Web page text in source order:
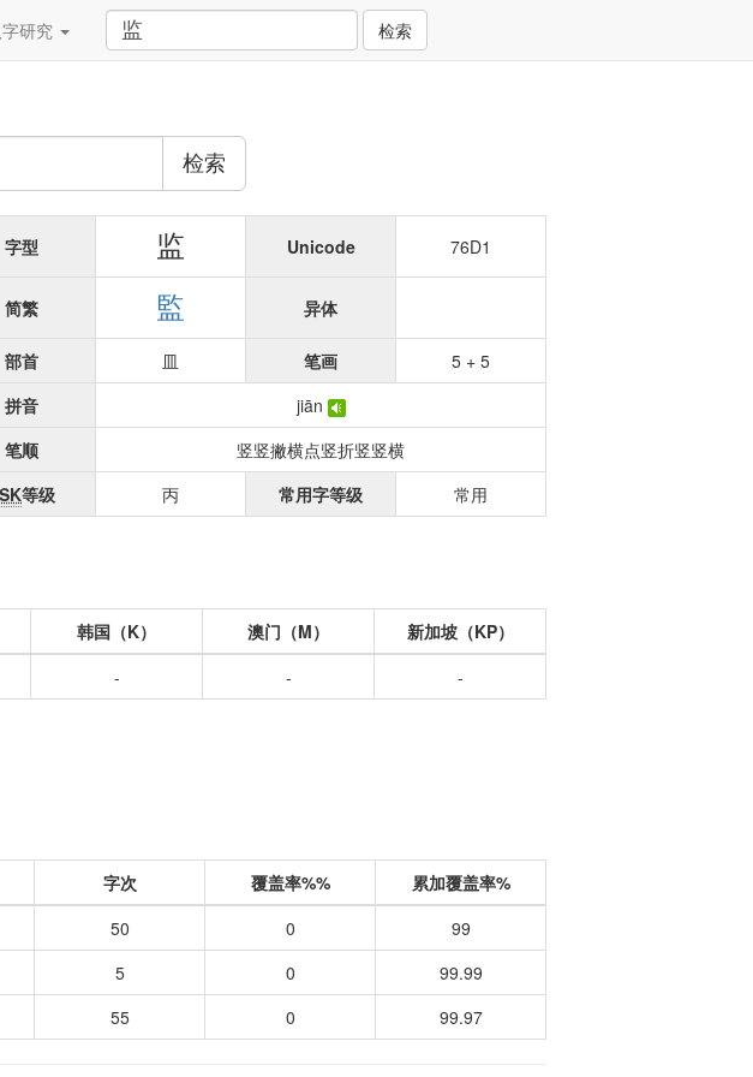
研究 检索
检索
字型 监 Unicode 76D1
简繁 監 异体
部首 皿 笔画
5 + 5
拼音
jiān
笔顺
竖竖撇横点竖折竖竖横
等级 丙 常用字等级 常用
韩国（K） 澳门（M）
新加坡（KP）
- - -
字次 覆盖率%%
累加覆盖率%
50 0
99
5 0
99.99
55 0 99.97